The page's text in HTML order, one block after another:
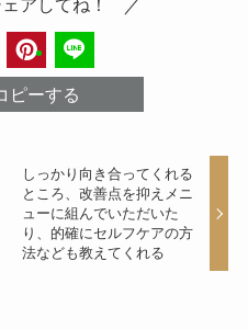
アしてね！
ピーする
しっかり向き合ってくれる
ところ、改善点を抑えメニ
ューに組んでいただいた
り、的確にセルフケアの方
法なども教えてくれる